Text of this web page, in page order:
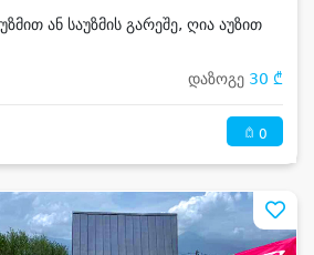
ან საუზმის გარეშე, ღია აუზით
დაზოგე 30 ₾
0